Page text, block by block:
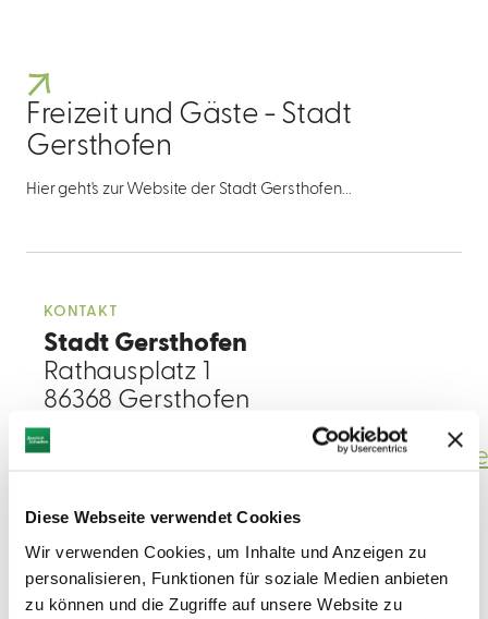
Diese Webseite verwendet Cookies
Wir verwenden Cookies, um Inhalte und Anzeigen zu
personalisieren, Funktionen für soziale Medien anbieten
zu können und die Zugriffe auf unsere Website zu
Freizeit und Gäste - Stadt
Gersthofen
Hier geht's zur Website der Stadt Gersthofen...
KONTAKT
Stadt Gersthofen
Rathausplatz 1
86368 Gersthofen
Tel. 0821/2491 454
wirtschaftsfoerderung@gersthofen.de